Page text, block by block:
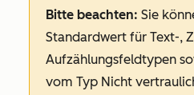
Bitte beachten: Sie
Standardwert für Text-,
Aufzählungsfeldtypen
vom Typ Nicht